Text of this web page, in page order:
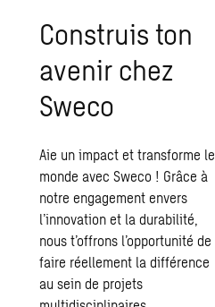
Construis ton
avenir chez
Sweco
Aie un impact et transforme le
monde avec Sweco ! Grâce à
notre engagement envers
l’innovation et la durabilité,
nous t’offrons l’opportunité de
faire réellement la différence
au sein de projets